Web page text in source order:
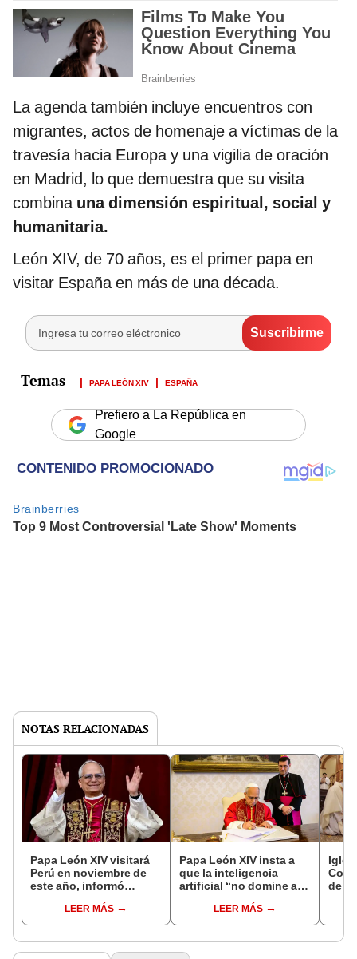
La agenda también incluye encuentros con
migrantes, actos de homenaje a víctimas de la
travesía hacia Europa y una vigilia de oración
en Madrid, lo que demuestra que su visita
combina una dimensión espiritual, social y
humanitaria.
León XIV, de 70 años, es el primer papa en
visitar España en más de una década.
PAPA LEÓN XIV ESPAÑA
Prefiero a La República en
Google
NOTAS RELACIONADAS
Papa León XIV visitará
Perú en noviembre de
este año, informó
LEER MÁS
Papa León XIV insta a
que la inteligencia
artificial “no domine al
primera encíclica
LEER MÁS
de